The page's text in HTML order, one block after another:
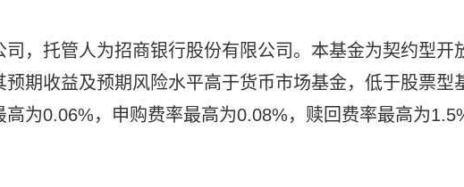
，托管人为招商银行股份有限公司。本基金为契约型开
期收益及预期风险水平高于货币市场基金，低于股票型
为0.06%，申购费率最高为0.08%，赎回费率最高为